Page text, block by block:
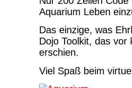
Aquarium Leben
Das einzige, was
Dojo Toolkit, das vor
erschien.
Viel Spaß beim